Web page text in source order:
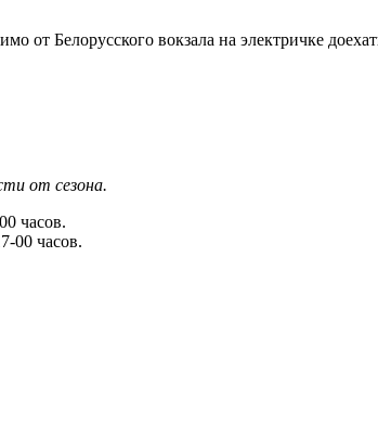
от Белорусского вокзала на электричке
от сезона.
часов.
00 часов.